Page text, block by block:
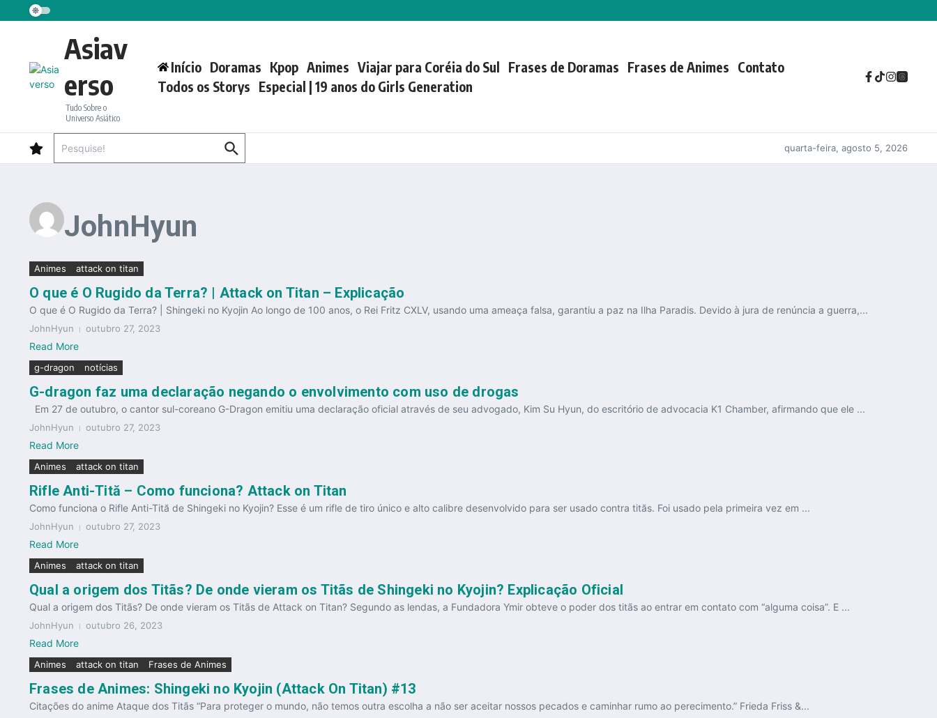
Ir para o conteúdo
Asiav
erso
Tudo Sobre o
Universo Asiático
Início Doramas Kpop Animes Viajar para Coréia do Sul Frases de Doramas Frases de Animes Contato
Todos os Storys Especial | 19 anos do Girls Generation
quarta-feira, agosto 5, 2026
JohnHyun
Animes attack on titan
O que é O Rugido da Terra? | Attack on Titan – Explicação
O que é O Rugido da Terra? | Shingeki no Kyojin Ao longo de 100 anos, o Rei Fritz CXLV, usando uma ameaça falsa, garantiu a paz na Ilha Paradis. Devido à jura de renúncia a guerra,...
JohnHyun outubro 27, 2023
Read More
g-dragon notícias
G-dragon faz uma declaração negando o envolvimento com uso de drogas
Em 27 de outubro, o cantor sul-coreano G-Dragon emitiu uma declaração oficial através de seu advogado, Kim Su Hyun, do escritório de advocacia K1 Chamber, afirmando que ele ...
JohnHyun outubro 27, 2023
Read More
Animes attack on titan
Rifle Anti-Tită – Como funciona? Attack on Titan
Como funciona o Rifle Anti-Tită de Shingeki no Kyojin? Esse é um rifle de tiro único e alto calibre desenvolvido para ser usado contra tităs. Foi usado pela primeira vez em ...
JohnHyun outubro 27, 2023
Read More
Animes attack on titan
Qual a origem dos Titãs? De onde vieram os Titãs de Shingeki no Kyojin? Explicação Oficial
Qual a origem dos Titãs? De onde vieram os Titãs de Attack on Titan? Segundo as lendas, a Fundadora Ymir obteve o poder dos titãs ao entrar em contato com “alguma coisa”. E ...
JohnHyun outubro 26, 2023
Read More
Animes attack on titan Frases de Animes
Frases de Animes: Shingeki no Kyojin (Attack On Titan) #13
Citações do anime Ataque dos Titãs “Para proteger o mundo, não temos outra escolha a não ser aceitar nossos pecados e caminhar rumo ao perecimento.” Frieda Friss &...